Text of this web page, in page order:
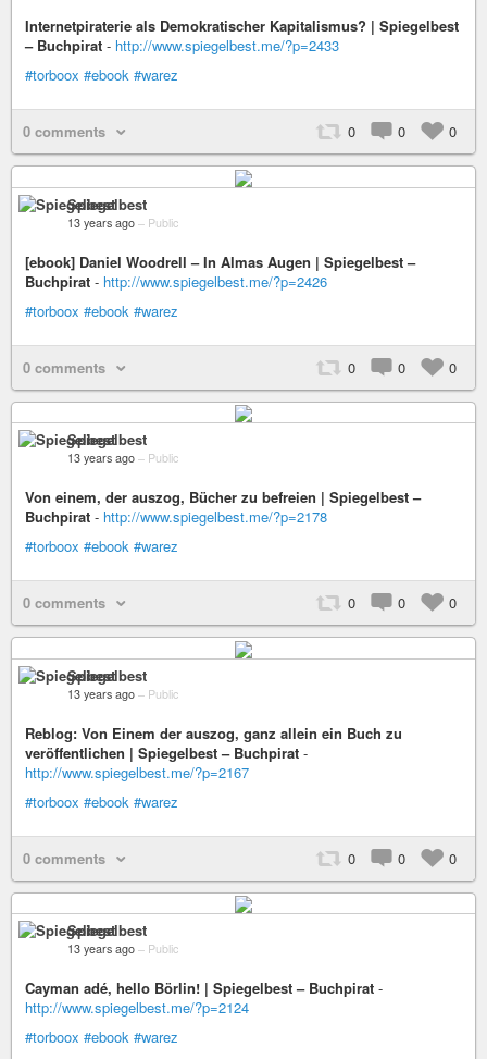
Internetpiraterie als Demokratischer Kapitalismus? | Spiegelbest
– Buchpirat - http://www.spiegelbest.me/?p=2433
#torboox #ebook #warez
0 comments 0 0 0
Spiegelbest
13 years ago – Public
[ebook] Daniel Woodrell – In Almas Augen | Spiegelbest –
Buchpirat - http://www.spiegelbest.me/?p=2426
#torboox #ebook #warez
0 comments 0 0 0
Spiegelbest
13 years ago – Public
Von einem, der auszog, Bücher zu befreien | Spiegelbest –
Buchpirat - http://www.spiegelbest.me/?p=2178
#torboox #ebook #warez
0 comments 0 0 0
Spiegelbest
13 years ago – Public
Reblog: Von Einem der auszog, ganz allein ein Buch zu
veröffentlichen | Spiegelbest – Buchpirat -
http://www.spiegelbest.me/?p=2167
#torboox #ebook #warez
0 comments 0 0 0
Spiegelbest
13 years ago – Public
Cayman adé, hello Börlin! | Spiegelbest – Buchpirat -
http://www.spiegelbest.me/?p=2124
#torboox #ebook #warez